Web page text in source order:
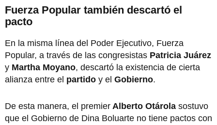
Fuerza Popular también descartó el
pacto
En la misma línea del Poder Ejecutivo, Fuerza
Popular, a través de las congresistas Patricia Juárez
y Martha Moyano, descartó la existencia de cierta
alianza entre el partido y el Gobierno.
De esta manera, el premier Alberto Otárola sostuvo
que el Gobierno de Dina Boluarte no tiene pactos con